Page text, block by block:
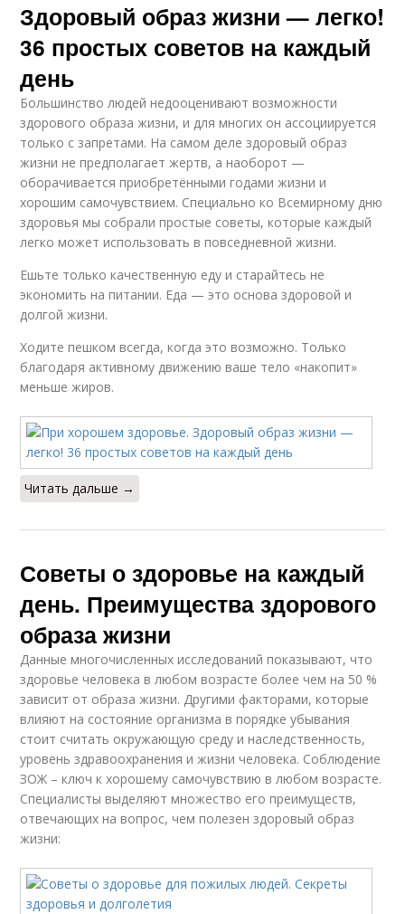
Здоровый образ жизни — легко!
36 простых советов на каждый
день
Большинство людей недооценивают возможности
здорового образа жизни, и для многих он ассоциируется
только с запретами. На самом деле здоровый образ
жизни не предполагает жертв, а наоборот —
оборачивается приобретёнными годами жизни и
хорошим самочувствием. Специально ко Всемирному дню
здоровья мы собрали простые советы, которые каждый
легко может использовать в повседневной жизни.
Ешьте только качественную еду и старайтесь не
экономить на питании. Еда — это основа здоровой и
долгой жизни.
Ходите пешком всегда, когда это возможно. Только
благодаря активному движению ваше тело «накопит»
меньше жиров.
Читать дальше →
Советы о здоровье на каждый
день. Преимущества здорового
образа жизни
Данные многочисленных исследований показывают, что
здоровье человека в любом возрасте более чем на 50 %
зависит от образа жизни. Другими факторами, которые
влияют на состояние организма в порядке убывания
стоит считать окружающую среду и наследственность,
уровень здравоохранения и жизни человека. Соблюдение
ЗОЖ – ключ к хорошему самочувствию в любом возрасте.
Специалисты выделяют множество его преимуществ,
отвечающих на вопрос, чем полезен здоровый образ
жизни: